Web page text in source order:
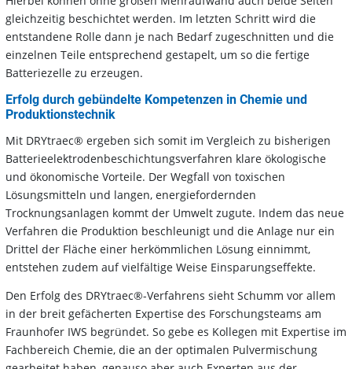
gleichzeitig beschichtet werden. Im letzten Schritt wird die
entstandene Rolle dann je nach Bedarf zugeschnitten und die
einzelnen Teile entsprechend gestapelt, um so die fertige
Batteriezelle zu erzeugen.
Erfolg durch gebündelte Kompetenzen in Chemie und
Produktionstechnik
Mit DRYtraec® ergeben sich somit im Vergleich zu bisherigen
Batterieelektrodenbeschichtungsverfahren klare ökologische
und ökonomische Vorteile. Der Wegfall von toxischen
Lösungsmitteln und langen, energiefordernden
Trocknungsanlagen kommt der Umwelt zugute. Indem das neue
Verfahren die Produktion beschleunigt und die Anlage nur ein
Drittel der Fläche einer herkömmlichen Lösung einnimmt,
entstehen zudem auf vielfältige Weise Einsparungseffekte.
Den Erfolg des DRYtraec®-Verfahrens sieht Schumm vor allem
in der breit gefächerten Expertise des Forschungsteams am
Fraunhofer IWS begründet. So gebe es Kollegen mit Expertise im
Fachbereich Chemie, die an der optimalen Pulvermischung